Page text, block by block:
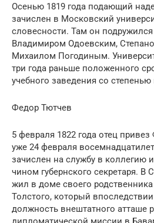
Осенью 1819 года подающий
зачислен в Московский
словесности. Там он
Владимиром Одоевским,
Михаилом Погодиным.
три года раньше положенного
учебного заведения со степенью
Федор Тютчев
5 февраля 1822 года отец привез
уже 24 февраля
зачислен на службу в коллегию
чином губернского секретаря. В
жил в доме своего
Толстого, который
должность внештатного атташе